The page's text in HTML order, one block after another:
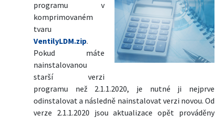
programu v
komprimovaném
tvaru
VentilyLDM.zip.
Pokud máte
nainstalovanou
starší verzi
programu než 2.1.1.2020, je nutné ji nejprve
odinstalovat a následně nainstalovat verzi novou. Od
verze 2.1.1.2020 jsou aktualizace opět prováděny